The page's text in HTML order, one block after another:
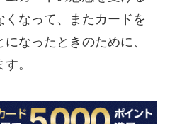
なって、またカードを
なったときのために、
。